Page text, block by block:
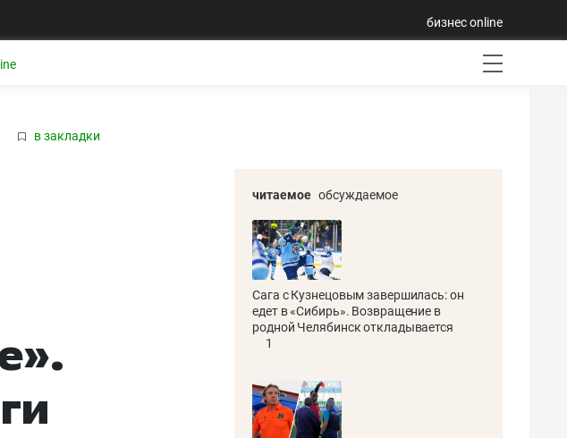
бизнес online
в закладки
читаемое обсуждаемое
Сага с Кузнецовым завершилась: он
едет в «Сибирь». Возвращение в
родной Челябинск откладывается
1